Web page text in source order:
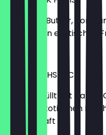
Croissant, Butter,
mit frischen exotischen
€10.90
CRÊPE FRÜHSTÜCK
Crêpe gefüllt mit Vanille
frischen exotischen
Orangensaft